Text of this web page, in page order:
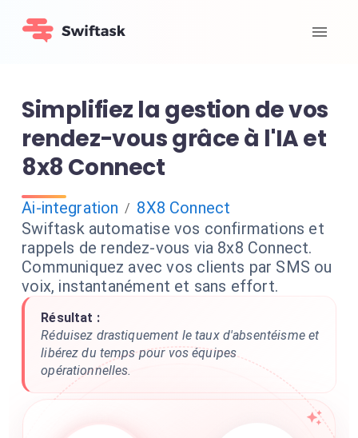
Simplifiez la gestion de vos
rendez-vous grâce à l'IA et
8x8 Connect
Ai-integration / 8X8 Connect
Swiftask automatise vos confirmations et
rappels de rendez-vous via 8x8 Connect.
Communiquez avec vos clients par SMS ou
voix, instantanément et sans effort.
Résultat :
Réduisez drastiquement le taux d'absentéisme et
libérez du temps pour vos équipes
opérationnelles.